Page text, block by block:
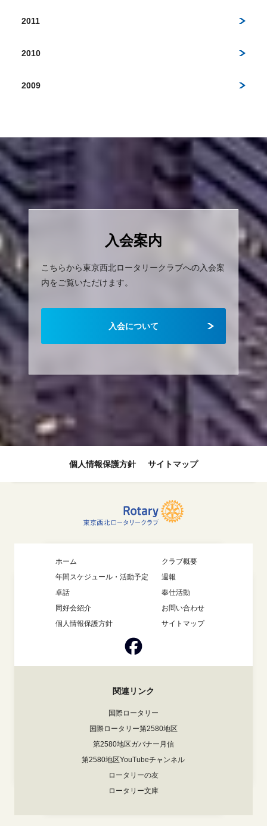
2011
2010
2009
個人情報保護方針 サイトマップ
入会案内
こちらから東京西北ロータリークラブへの入会案
内をご覧いただけます。
入会について
ホーム
クラブ概要
年間スケジュール・活動予定
週報
卓話
奉仕活動
同好会紹介
お問い合わせ
個人情報保護方針
サイトマップ
関連リンク
国際ロータリー
国際ロータリー第2580地区
第2580地区ガバナー月信
第2580地区YouTubeチャンネル
ロータリーの友
ロータリー文庫